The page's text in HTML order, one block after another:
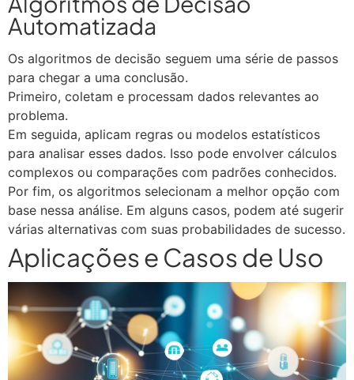
Automatizada
Os algoritmos de decisão seguem uma série de passos
para chegar a uma conclusão.
Primeiro, coletam e processam dados relevantes ao
problema.
Em seguida, aplicam regras ou modelos estatísticos
para analisar esses dados. Isso pode envolver cálculos
complexos ou comparações com padrões conhecidos.
Por fim, os algoritmos selecionam a melhor opção com
base nessa análise. Em alguns casos, podem até sugerir
várias alternativas com suas probabilidades de sucesso.
Aplicações e Casos de Uso